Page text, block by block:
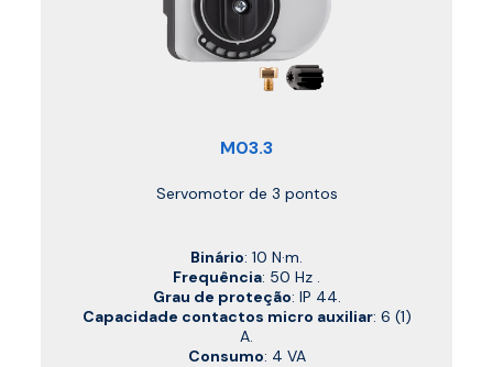
M03.3
Servomotor de 3 pontos
Binário: 10 N·m.
Frequência
: 50 Hz .
Grau de proteção: IP 44.
Capacidade contactos micro auxiliar: 6 (1)
A.
Consumo: 4 VA